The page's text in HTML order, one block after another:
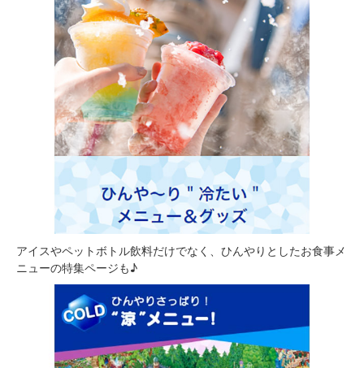
アイスやペットボトル飲料だけでなく、ひんやりとしたお食事メ
ニューの特集ページも♪